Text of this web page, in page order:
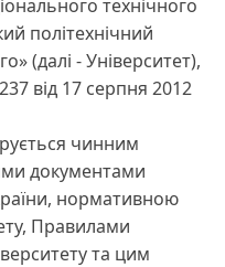
технічного
політехнічний
(далі - Університет),
від 17 серпня 2012
чинним
документами
нормативною
Правилами
та цим